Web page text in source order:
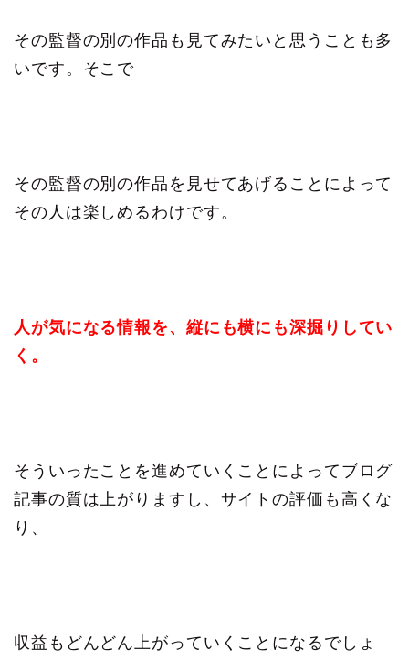
その監督の別の作品も見てみたいと思うことも多
いです。そこで
その監督の別の作品を見せてあげることによって
その人は楽しめるわけです。
人が気になる情報を、縦にも横にも深掘りしてい
く。
そういったことを進めていくことによってブログ
記事の質は上がりますし、サイトの評価も高くな
り、
収益もどんどん上がっていくことになるでしょ